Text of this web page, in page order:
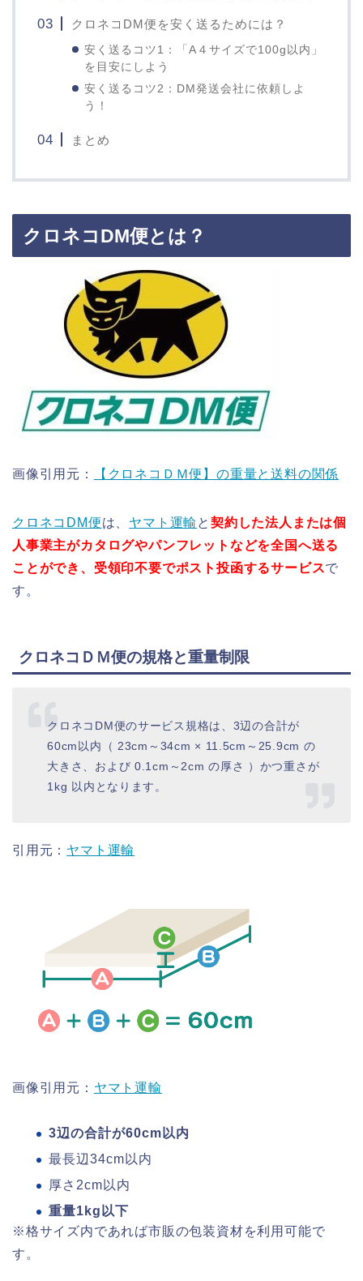
クロネコDM便を安く送るためには？
安く送るコツ1：「A４サイズで100g以内」
を目安にしよう
安く送るコツ2：DM発送会社に依頼しよ
う！
まとめ
クロネコDM便とは？
画像引用元： 【クロネコＤＭ便】の重量と送料の関係
クロネコDM便は、 ヤマト運輸 と契約した法人または個
人事業主がカタログやパンフレットなどを全国へ送る
ことができ、受領印不要でポスト投函するサービスで
す。
クロネコＤＭ便の規格と重量制限
クロネコDM便のサービス規格は、3辺の合計が
60cm以内（ 23cm～34cm × 11.5cm～25.9cm の
大きさ、および 0.1cm～2cm の厚さ ）かつ重さが
1kg 以内となります。
引用元： ヤマト運輸
画像引用元： ヤマト運輸
3辺の合計が60cm以内
最長辺34cm以内
厚さ2cm以内
重量1kg以下
※格サイズ内であれば市販の包装資材を利用可能で
す。